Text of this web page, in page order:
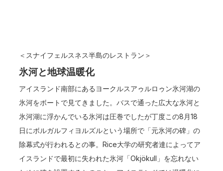
＜スナイフェルスネス半島のレストラン＞
氷河と地球温暖化
アイスランド南部にあるヨークルスアゥルロゥン氷河湖の
氷河をボートで見てきました。バスで通った広大な氷河と
氷河湖に浮かんでいる氷河は圧巻でしたが丁度この8月18
日にボルガルフィヨルズルという場所で「元氷河の碑」の
除幕式が行われるとの事。Rice大学の研究者達によってア
イスランドで最初に失われた氷河「Okjökull」を忘れない